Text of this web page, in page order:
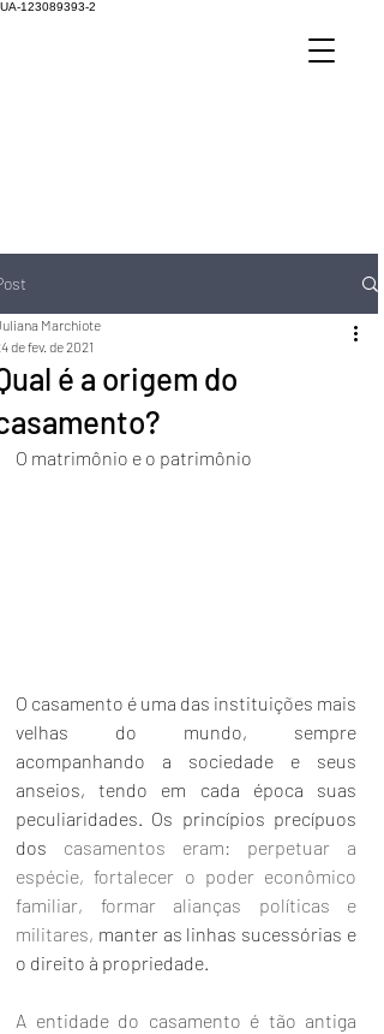
UA-123089393-2
é a origem do
Marchiote
de fev. de 2021
O matrimônio e o patrimônio
O casamento é uma das instituições mais
velhas do mundo, sempre
acompanhando a sociedade e seus
anseios, tendo em cada época suas
peculiaridades. Os princípios precípuos
dos casamentos eram: perpetuar a
espécie, fortalecer o poder econômico
familiar, formar alianças políticas e
militares, manter as linhas sucessórias e
o direito à propriedade.
A entidade do casamento é tão antiga